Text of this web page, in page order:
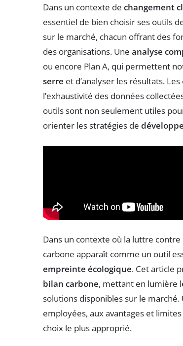
Dans un contexte de changement
essentiel de bien choisir ses outils
sur le marché, chacun offrant des
des organisations. Une analyse
ou encore Plan A, qui permettent
serre et d’analyser les résultats.
l’exhaustivité des données
outils sont non seulement utiles
orienter les stratégies de
Dans un contexte où la luttre
carbone apparaît comme un outil
empreinte écologique. Cet article
bilan carbone, mettant en lumière
solutions disponibles sur le
employées, aux avantages et
choix le plus approprié.